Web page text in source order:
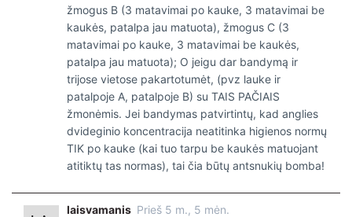
žmogus B (3 matavimai po kauke, 3 matavimai be
kaukės, patalpa jau matuota), žmogus C (3
matavimai po kauke, 3 matavimai be kaukės,
patalpa jau matuota); O jeigu dar bandymą ir
trijose vietose pakartotumėt, (pvz lauke ir
patalpoje A, patalpoje B) su TAIS PAČIAIS
žmonėmis. Jei bandymas patvirtintų, kad anglies
dvideginio koncentracija neatitinka higienos normų
TIK po kauke (kai tuo tarpu be kaukės matuojant
atitiktų tas normas), tai čia būtų antsnukių bomba!
laisvamanis Prieš 5 m., 5 mėn.